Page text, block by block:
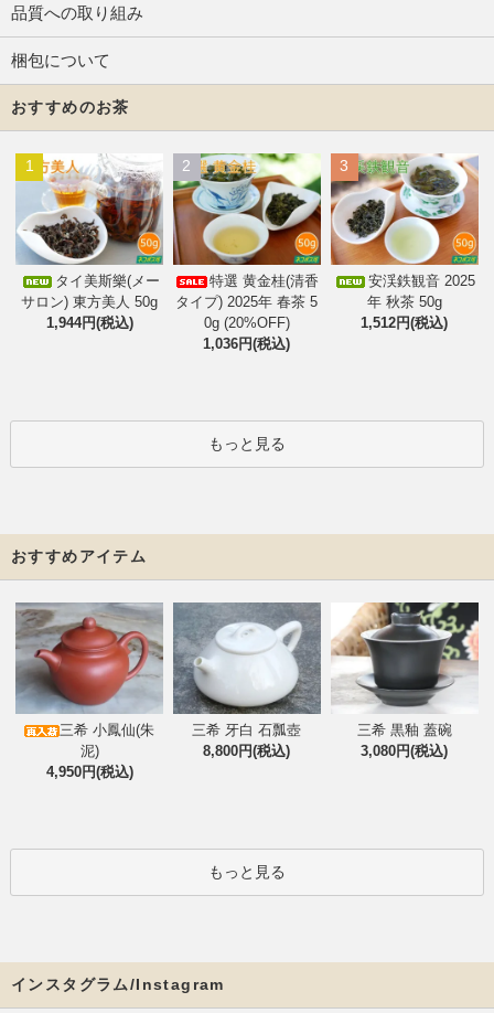
品質への取り組み
梱包について
おすすめのお茶
1
タイ美斯樂(メー
サロン) 東方美人 50g
1,944円(税込)
2
特選 黄金桂(清香
タイプ) 2025年 春茶 5
0g (20%OFF)
1,036円(税込)
3
安渓鉄観音 2025
年 秋茶 50g
1,512円(税込)
もっと見る
おすすめアイテム
三希 小鳳仙(朱
泥)
4,950円(税込)
三希 牙白 石瓢壺
8,800円(税込)
三希 黒釉 蓋碗
3,080円(税込)
もっと見る
インスタグラム/Instagram